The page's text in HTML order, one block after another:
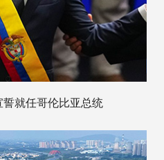
就任哥伦比亚总统